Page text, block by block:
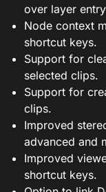
over layer
Node context
shortcut keys.
Support for
selected clips.
Support for
clips.
Improved
advanced and
Improved
shortcut keys.